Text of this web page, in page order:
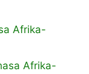
Afrika-
Afrika-